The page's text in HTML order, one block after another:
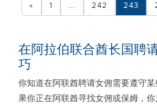
« 1 ... 242 243
在阿拉伯联合酋长国聘
巧
你知道在阿联酋聘请女佣需要遵守
果你正在阿联酋寻找女佣或保姆，你